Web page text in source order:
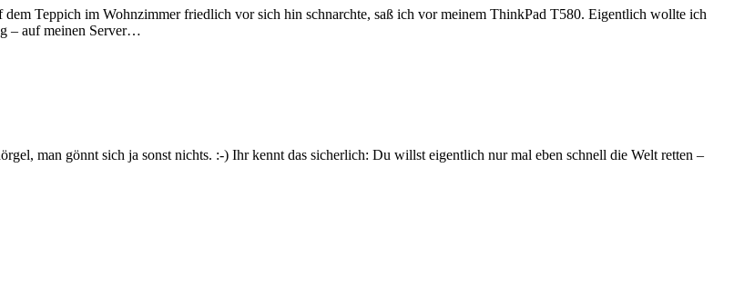
Teppich im Wohnzimmer friedlich vor sich hin schnarchte, saß ich vor meinem ThinkPad T580. Eigentlich wollte ich
– auf meinen Server…
man gönnt sich ja sonst nichts. :-) Ihr kennt das sicherlich: Du willst eigentlich nur mal eben schnell die Welt retten –